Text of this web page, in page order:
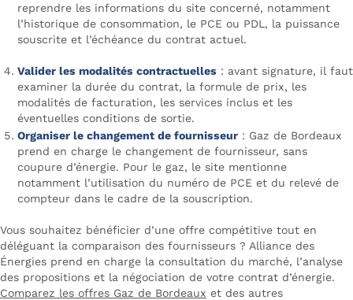
reprendre les informations du site concerné, notamment
l’historique de consommation, le PCE ou PDL, la puissance
souscrite et l’échéance du contrat actuel.
Valider les modalités contractuelles : avant signature, il faut
examiner la durée du contrat, la formule de prix, les
modalités de facturation, les services inclus et les
éventuelles conditions de sortie.
Organiser le changement de fournisseur : Gaz de Bordeaux
prend en charge le changement de fournisseur, sans
coupure d’énergie. Pour le gaz, le site mentionne
notamment l’utilisation du numéro de PCE et du relevé de
compteur dans le cadre de la souscription.
Vous souhaitez bénéficier d’une offre compétitive tout en
déléguant la comparaison des fournisseurs ? Alliance des
Énergies prend en charge la consultation du marché, l’analyse
des propositions et la négociation de votre contrat d’énergie.
Comparez les offres Gaz de Bordeaux et des autres